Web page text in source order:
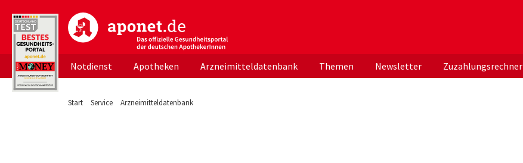
aponet.de - Das offizielle Gesundheitsportal der deutschen ApothekerInnen
Notdienst Apotheken Arzneimitteldatenbank Themen Newsletter Zuzahlungsrechner
Start Service Arzneimitteldatenbank